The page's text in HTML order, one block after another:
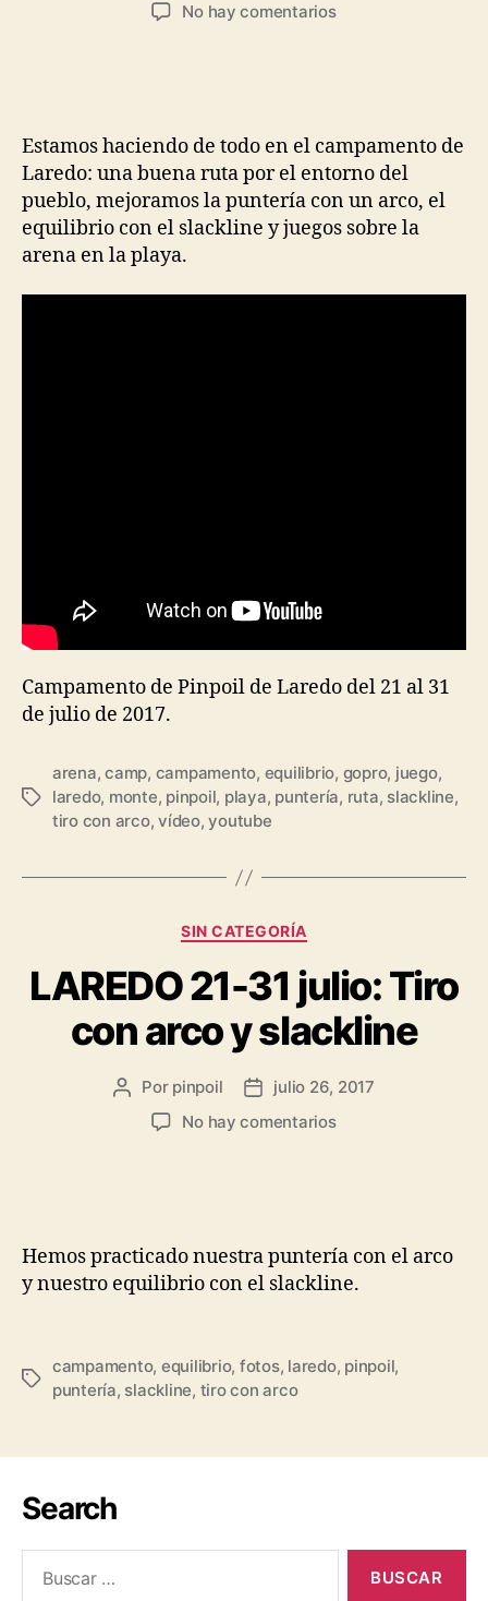
No hay comentarios
Estamos haciendo de todo en el campamento de
Laredo: una buena ruta por el entorno del
pueblo, mejoramos la puntería con un arco, el
equilibrio con el slackline y juegos sobre la
arena en la playa.
Campamento de Pinpoil de Laredo del 21 al 31
de julio de 2017.
arena,camp, campamento, equilibrio, gopro, juego,
laredo, monte, pinpoil, playa, puntería, ruta, slackline,
tiro con arco,vídeo,youtube
SIN CATEGORÍA
LAREDO 21-31 julio: Tiro
con arco y slackline
Por pinpoil
julio 26, 2017
No hay comentarios
Hemos practicado nuestra puntería con el arco
y nuestro equilibrio con el slackline.
campamento, equilibrio, fotos, laredo, pinpoil,
puntería, slackline, tiro con arco
Search